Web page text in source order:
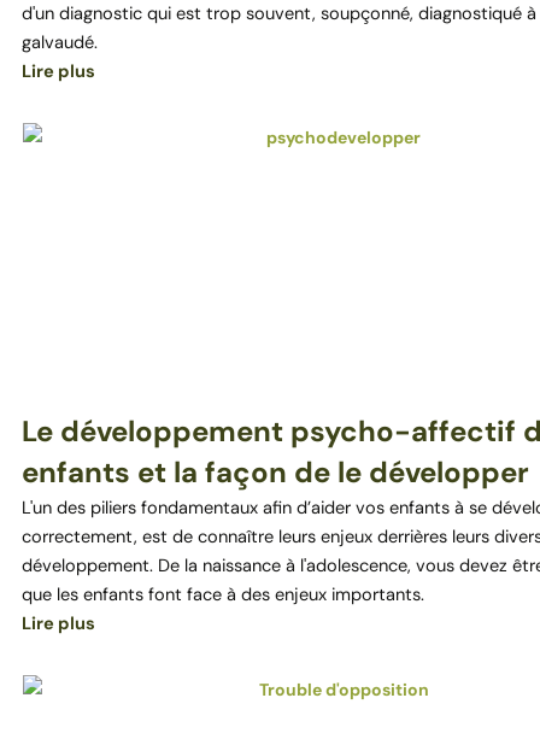
d'un diagnostic qui est trop souvent, soupçonné, diagnostiqué
galvaudé.
Lire plus
Le développement psycho-affectif
enfants et la façon de le développer
L'un des piliers fondamentaux afin d’aider vos enfants à se
correctement, est de connaître leurs enjeux derrières leurs
développement. De la naissance à l'adolescence, vous devez
que les enfants font face à des enjeux importants.
Lire plus